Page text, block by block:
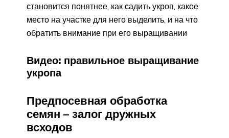
становится понятнее, как садить укроп, какое
место на участке для него выделить, и на что
обратить внимание при его выращивании
Видео: правильное выращивание
укропа
Предпосевная обработка
семян – залог дружных
всходов